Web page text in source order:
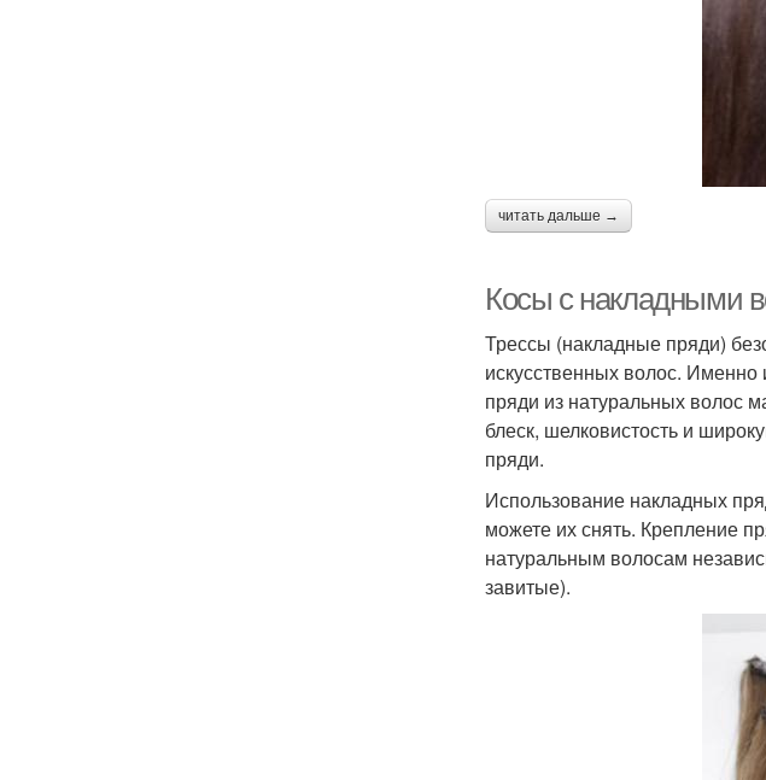
читать дальше →
Косы с накладными
Трессы (накладные пряди)
искусственных волос.
пряди из натуральных волос
блеск, шелковистость и
пряди.
Использование накладных
можете их снять. Крепление
натуральным волосам
завитые).